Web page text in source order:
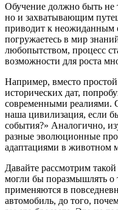
Обучение должно быть не
но и захватывающим
приводит к неожиданным
погружаетесь в мир
любопытством, процесс
возможности для роста
Например, вместо
исторических дат,
современными реалиями.
наша цивилизация, если
события?» Аналогично,
разные эволюционные
адаптациями в животном
Давайте рассмотрим
могли бы поразмышлять о
применяются в
автомобиль, до того,